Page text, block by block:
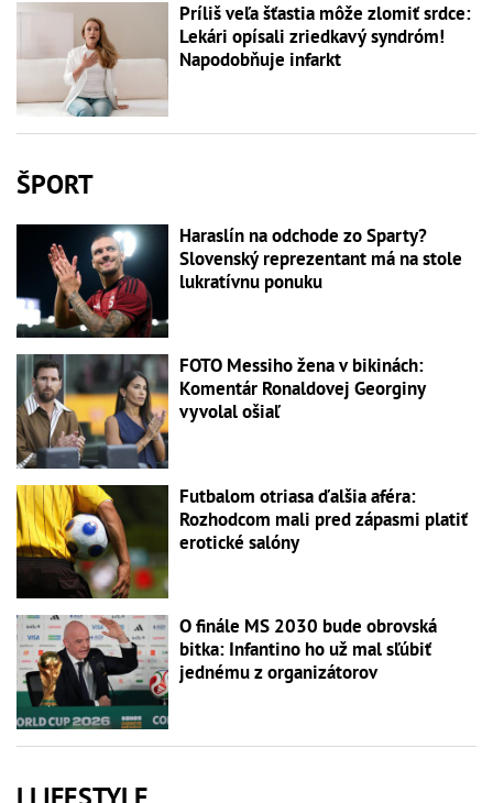
Príliš veľa šťastia môže zlomiť srdce:
Lekári opísali zriedkavý syndróm!
Napodobňuje infarkt
ŠPORT
Haraslín na odchode zo Sparty?
Slovenský reprezentant má na stole
lukratívnu ponuku
FOTO Messiho žena v bikinách:
Komentár Ronaldovej Georginy
vyvolal ošiaľ
Futbalom otriasa ďalšia aféra:
Rozhodcom mali pred zápasmi platiť
erotické salóny
O finále MS 2030 bude obrovská
bitka: Infantino ho už mal sľúbiť
jednému z organizátorov